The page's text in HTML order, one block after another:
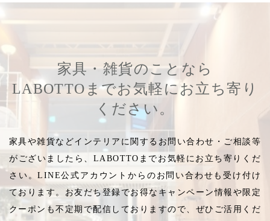
家具・雑貨のことなら
LABOTTOまでお気軽にお立ち寄り
ください。
家具や雑貨などインテリアに関するお問い合わせ・ご相談等
がございましたら、LABOTTOまでお気軽にお立ち寄りくだ
さい。LINE公式アカウントからのお問い合わせも受け付け
ております。お友だち登録でお得なキャンペーン情報や限定
クーポンも不定期で配信しておりますので、ぜひご活用くだ